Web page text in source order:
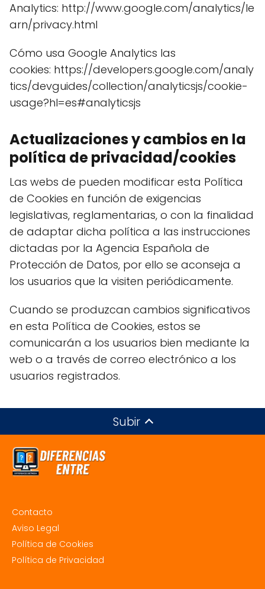
Analytics: http://www.google.com/analytics/le
arn/privacy.html
Cómo usa Google Analytics las
cookies: https://developers.google.com/analy
tics/devguides/collection/analyticsjs/cookie-
usage?hl=es#analyticsjs
Actualizaciones y cambios en la
política de privacidad/cookies
Las webs de pueden modificar esta Política
de Cookies en función de exigencias
legislativas, reglamentarias, o con la finalidad
de adaptar dicha política a las instrucciones
dictadas por la Agencia Española de
Protección de Datos, por ello se aconseja a
los usuarios que la visiten periódicamente.
Cuando se produzcan cambios significativos
en esta Política de Cookies, estos se
comunicarán a los usuarios bien mediante la
web o a través de correo electrónico a los
usuarios registrados.
Subir
Contacto
Aviso Legal
Política de Cookies
Política de Privacidad